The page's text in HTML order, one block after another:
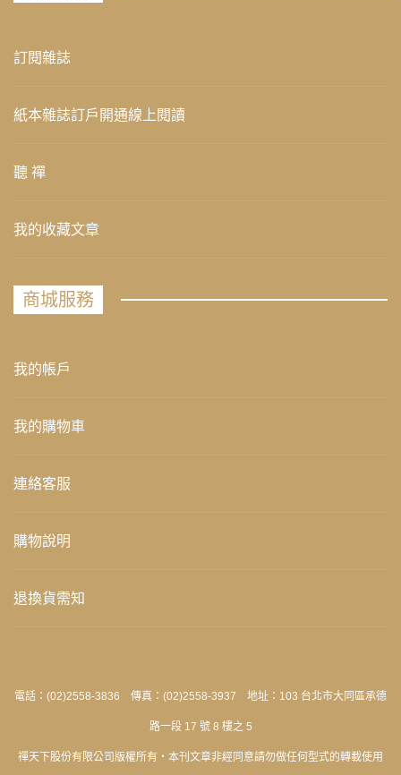
訂閱雜誌
紙本雜誌訂戶開通線上閱讀
聽 禪
我的收藏文章
商城服務
我的帳戶
我的購物車
連絡客服
購物說明
退換貨需知
電話：(02)2558-3836 傳真：(02)2558-3937 地址：103 台北市大同區承德
路一段 17 號 8 樓之 5
禪天下股份有限公司版權所有‧本刊文章非經同意請勿做任何型式的轉載使用